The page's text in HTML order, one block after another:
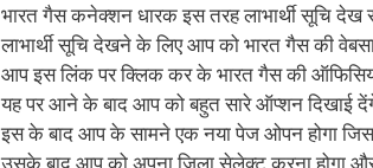
भारत गैस कनेक्शन धारक इस तरह लाभार्थी सूचि
लाभार्थी सूचि देखने के लिए आप को भारत गैस की
आप इस लिंक पर क्लिक कर के भारत गैस की
यह पर आने के बाद आप को बहुत सारे ऑप्शन दिखाई
इस के बाद आप के सामने एक नया पेज ओपन होगा